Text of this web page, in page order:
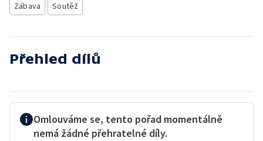
Zábava Soutěž
Přehled dílů
Omlouváme se, tento pořad momentálně
nemá žádné přehratelné díly.